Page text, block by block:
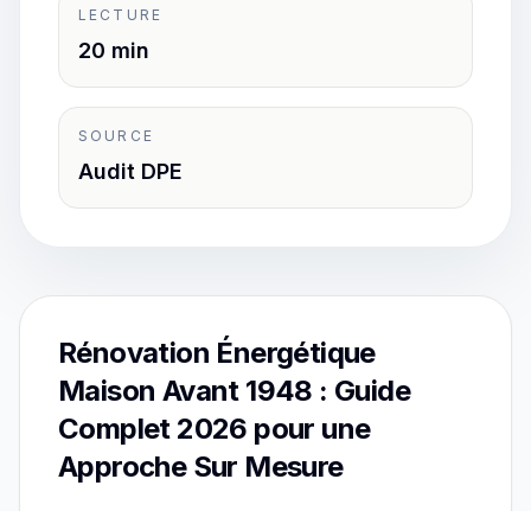
LECTURE
20 min
SOURCE
Audit DPE
Rénovation Énergétique
Maison Avant 1948 : Guide
Complet 2026 pour une
Approche Sur Mesure